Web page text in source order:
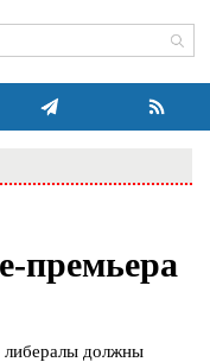
премьера
либералы должны